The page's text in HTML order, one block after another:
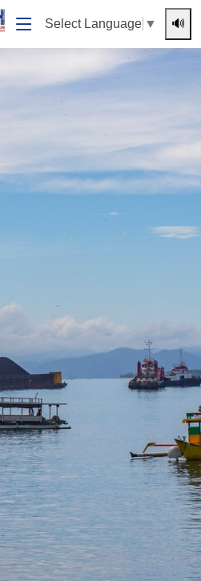
Select Language ▼ 🔊